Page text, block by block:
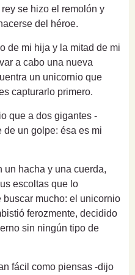
se hizo el remolón y
del héroe.
de mi hija y la mitad de mi
a cabo una nueva
un unicornio que
capturarlo primero.
que a dos gigantes -
un golpe: ésa es mi
un hacha y una cuerda,
escoltas que lo
mucho: el unicornio
ferozmente, decidido
sin ningún tipo de
fácil como piensas -dijo